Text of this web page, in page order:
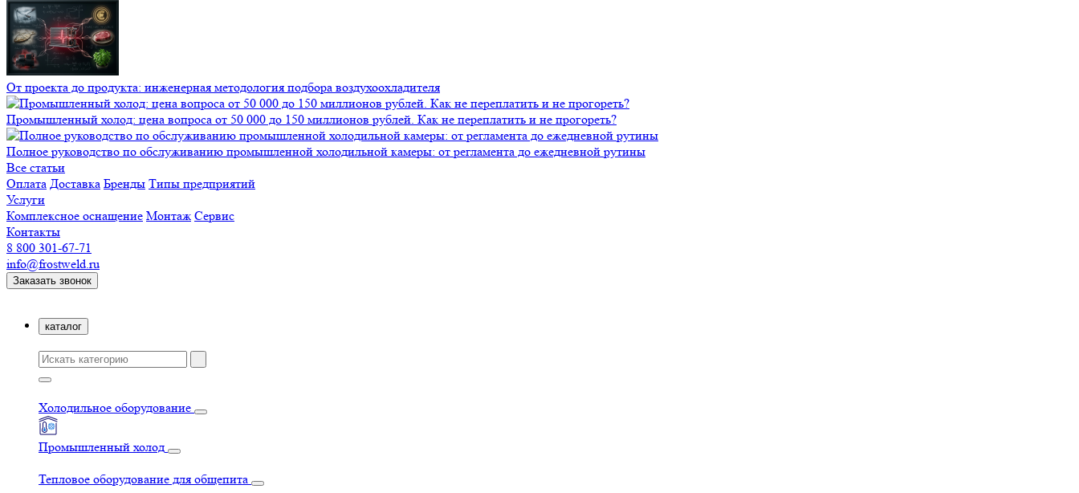
От проекта до продукта: инженерная методология подбора воздухоохладителя
Промышленный холод: цена вопроса от 50 000 до 150 миллионов рублей. Как не переплатить и не прогореть?
Полное руководство по обслуживанию промышленной холодильной камеры: от регламента до ежедневной рутины
Все статьи
Оплата Доставка Бренды Типы предприятий
Услуги
Комплексное оснащение Монтаж Сервис
Контакты
8 800 301-67-71
info@frostweld.ru
Заказать звонок
каталог
Холодильное оборудование
Промышленный холод
Тепловое оборудование для общепита